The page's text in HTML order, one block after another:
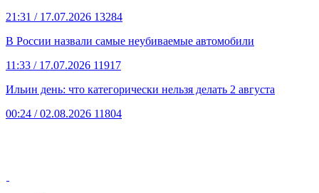
21:31 / 17.07.2026 13284
В России назвали самые неубиваемые автомобили
11:33 / 17.07.2026 11917
Ильин день: что категорически нельзя делать 2 августа
00:24 / 02.08.2026 11804